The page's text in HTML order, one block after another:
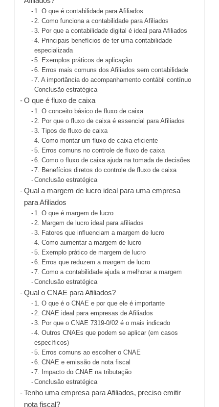
1. O que é contabilidade para Afiliados
2. Como funciona a contabilidade para Afiliados
3. Por que a contabilidade digital é ideal para Afiliados
4. Principais benefícios de ter uma contabilidade
especializada
5. Exemplos práticos de aplicação
6. Erros mais comuns dos Afiliados sem contabilidade
7. A importância do acompanhamento contábil contínuo
Conclusão estratégica
O que é fluxo de caixa
1. O conceito básico de fluxo de caixa
2. Por que o fluxo de caixa é essencial para Afiliados
3. Tipos de fluxo de caixa
4. Como montar um fluxo de caixa eficiente
5. Erros comuns no controle de fluxo de caixa
6. Como o fluxo de caixa ajuda na tomada de decisões
7. Benefícios diretos do controle de fluxo de caixa
Conclusão estratégica
Qual a margem de lucro ideal para uma empresa
para Afiliados
1. O que é margem de lucro
2. Margem de lucro ideal para afiliados
3. Fatores que influenciam a margem de lucro
4. Como aumentar a margem de lucro
5. Exemplo prático de margem de lucro
6. Erros que reduzem a margem de lucro
7. Como a contabilidade ajuda a melhorar a margem
Conclusão estratégica
Qual o CNAE para Afiliados?
1. O que é o CNAE e por que ele é importante
2. CNAE ideal para empresas de Afiliados
3. Por que o CNAE 7319-0/02 é o mais indicado
4. Outros CNAEs que podem se aplicar (em casos
específicos)
5. Erros comuns ao escolher o CNAE
6. CNAE e emissão de nota fiscal
7. Impacto do CNAE na tributação
Conclusão estratégica
Tenho uma empresa para Afiliados, preciso emitir
nota fiscal?